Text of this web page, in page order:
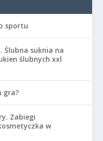
sportu
Ślubna suknia na
ślubnych xxl
gra?
Zabiegi
w